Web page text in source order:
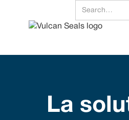
La